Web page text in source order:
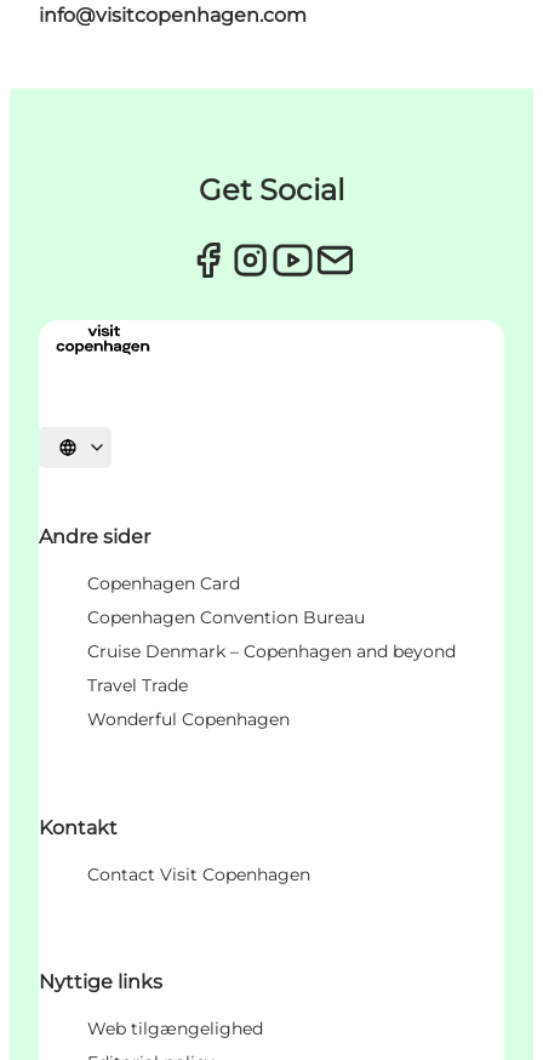
info@visitcopenhagen.com
Get Social
Vælg sprog
Andre sider
Copenhagen Card
Copenhagen Convention Bureau
Cruise Denmark – Copenhagen and beyond
Travel Trade
Wonderful Copenhagen
Kontakt
Contact Visit Copenhagen
Nyttige links
Web tilgængelighed